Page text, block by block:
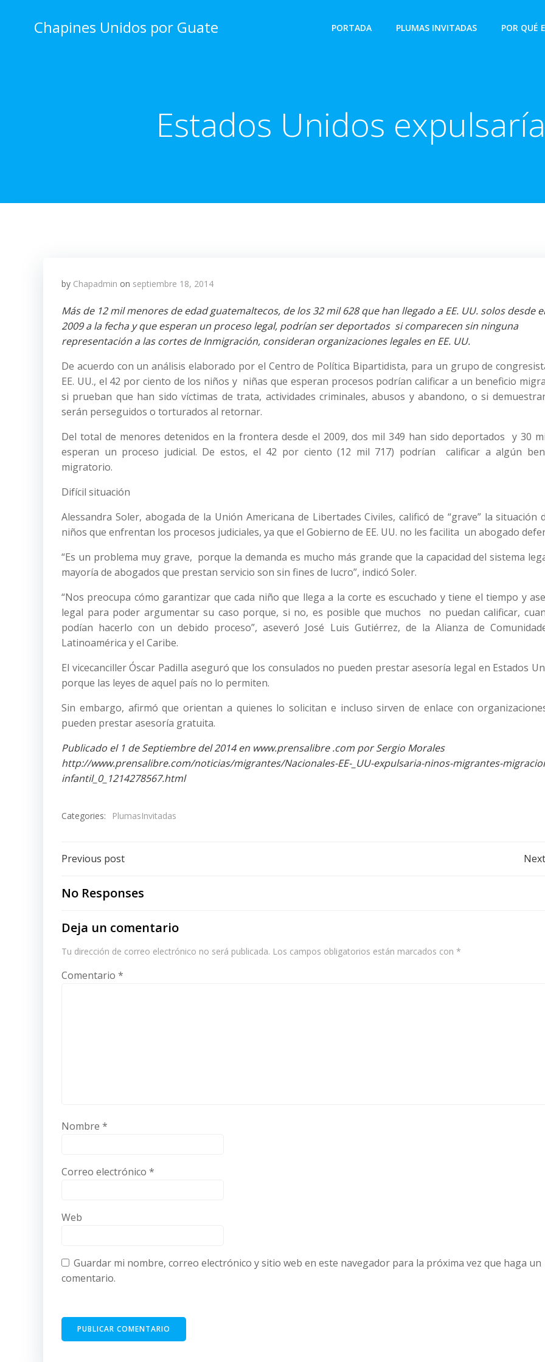
Chapines Unidos por Guate PORTADA PLUMAS INVITADAS POR QUÉ
Estados Unidos
by Chapadmin on septiembre 18, 2014
Más de 12 mil menores de edad guatemaltecos, de los 32 mil 628 que han llegado a EE. UU. solos desde el
2009 a la fecha y que esperan un proceso legal, podrían ser deportados si comparecen sin ninguna
representación a las cortes de Inmigración, consideran organizaciones legales en EE. UU.
De acuerdo con un análisis elaborado por el Centro de Política Bipartidista, para un grupo de
EE. UU., el 42 por ciento de los niños y niñas que esperan procesos podrían calificar a un beneficio
si prueban que han sido víctimas de trata, actividades criminales, abusos y abandono, o si
serán perseguidos o torturados al retornar.
Del total de menores detenidos en la frontera desde el 2009, dos mil 349 han sido deportados y 30
esperan un proceso judicial. De estos, el 42 por ciento (12 mil 717) podrían calificar a algún
migratorio.
Difícil situación
Alessandra Soler, abogada de la Unión Americana de Libertades Civiles, calificó de “grave” la situación
niños que enfrentan los procesos judiciales, ya que el Gobierno de EE. UU. no les facilita un abogado
“Es un problema muy grave, porque la demanda es mucho más grande que la capacidad del sistema
mayoría de abogados que prestan servicio son sin fines de lucro”, indicó Soler.
“Nos preocupa cómo garantizar que cada niño que llega a la corte es escuchado y tiene el tiempo y
legal para poder argumentar su caso porque, si no, es posible que muchos no puedan calificar,
podían hacerlo con un debido proceso”, aseveró José Luis Gutiérrez, de la Alianza de
Latinoamérica y el Caribe.
El vicecanciller Óscar Padilla aseguró que los consulados no pueden prestar asesoría legal en Estados
porque las leyes de aquel país no lo permiten.
Sin embargo, afirmó que orientan a quienes lo solicitan e incluso sirven de enlace con
pueden prestar asesoría gratuita.
Publicado el 1 de Septiembre del 2014 en www.prensalibre .com por Sergio Morales
http://www.prensalibre.com/noticias/migrantes/Nacionales-EE-_UU-expulsaria-ninos-migrantes-
infantil_0_1214278567.html
Categories: PlumasInvitadas
Post
navigation
Previous post
No Responses
Deja un comentario
Tu dirección de correo electrónico no será publicada. Los campos obligatorios están marcados con *
Comentario *
Nombre *
Correo electrónico *
Web
Guardar mi nombre, correo electrónico y sitio web en este navegador para la próxima vez que haga un
comentario.